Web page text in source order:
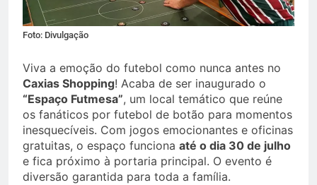
Foto: Divulgação
Viva a emoção do futebol como nunca antes no
Caxias Shopping! Acaba de ser inaugurado o
“Espaço Futmesa”, um local temático que reúne
os fanáticos por futebol de botão para momentos
inesquecíveis. Com jogos emocionantes e oficinas
gratuitas, o espaço funciona até o dia 30 de julho
e fica próximo à portaria principal. O evento é
diversão garantida para toda a família.